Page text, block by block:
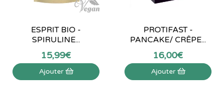
ESPRIT BIO -
SPIRULINE...
15,99€
Ajouter
PROTIFAST -
PANCAKE/ CRÊPE...
16,00€
Ajouter